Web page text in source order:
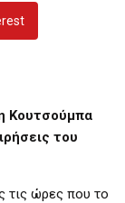
Κουτσούμπα
του
τις ώρες που το